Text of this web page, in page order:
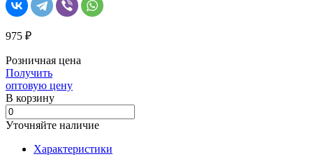
975 ₽
Розничная цена
Получить
оптовую цену
В корзинy
Уточняйте наличие
Характеристики